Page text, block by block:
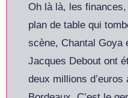
Oh là là, les
plan de table qui
scène, Chantal Goya
Jacques Debout ont
deux millions